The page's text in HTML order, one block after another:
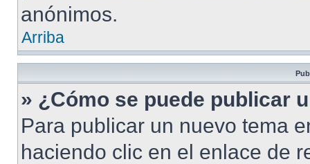
anónimos.
Arriba
» ¿Cómo se puede publicar
Para publicar un nuevo tema
haciendo clic en el enlace de